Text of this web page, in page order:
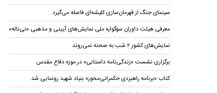
سینمای جنگ از قهرمان‌سازی کلیشه‌ای فاصله می‌گیرد
معرفی هیئت داوران سوگواره ملی نمایش‌های آیینی و مذهبی «نی‌ناله»
نمایش‌های کشور ٢ شب به صحنه نمی‌روند
برگزاری نشست «زندگی‌نامه‌ داستانی» در موزه دفاع مقدس
کتاب «برنامه راهبردی حکمرانی‌محور» بنیاد شهید رونمایی شد